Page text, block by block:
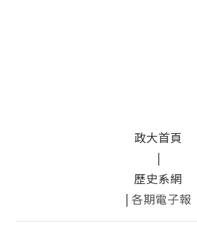
政大首頁
|
歷史系網
| 各期電子報